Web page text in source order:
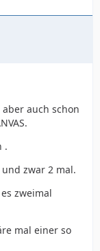
auch schon
.
zwar 2 mal.
zweimal
mal einer so